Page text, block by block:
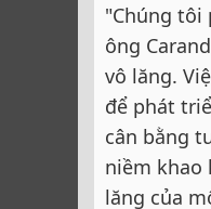
"Chúng tôi
ông
vô lăng.
để phát
cân bằng
niềm khao
lăng của